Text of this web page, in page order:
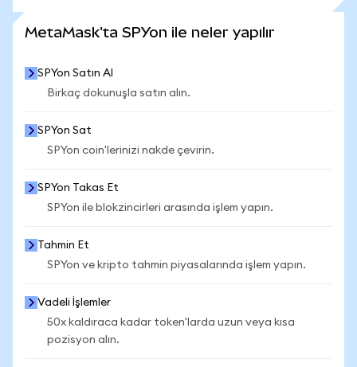
MetaMask'ta SPYon ile neler yapılır
SPYon Satın Al
Birkaç dokunuşla satın alın.
SPYon Sat
SPYon coin'lerinizi nakde çevirin.
SPYon Takas Et
SPYon ile blokzincirleri arasında işlem yapın.
Tahmin Et
SPYon ve kripto tahmin piyasalarında işlem yapın.
Vadeli İşlemler
50x kaldıraca kadar token'larda uzun veya kısa
pozisyon alın.